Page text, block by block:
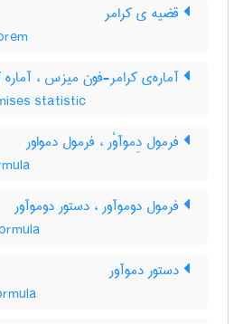
قضیه ی کرامر
آماره‌ی کرامر-فون میزس ،
statistic
فرمول دِموآوْر ، فرمول دمواور
فرمول دوموآور ، دستور دوموآور
دستور دموآور